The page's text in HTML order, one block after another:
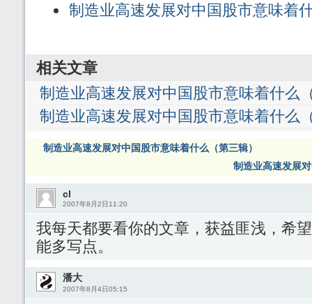
制造业高速发展对中国股市意味着
相关文章
制造业高速发展对中国股市意味着什么
制造业高速发展对中国股市意味着什么
制造业高速发展对中国股市意味着什么（第三辑）
制造业高速发展
cl
2007年8月2日11:20
我每天都要看你的文章，获益匪浅，希
能多写点。
潘大
2007年8月4日05:15